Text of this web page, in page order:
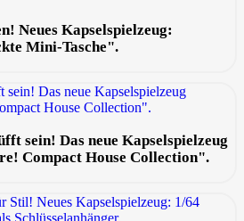
Neues Kapselspielzeug:
Mini-Tasche".
sein! Das neue Kapselspielzeug
Compact House Collection".